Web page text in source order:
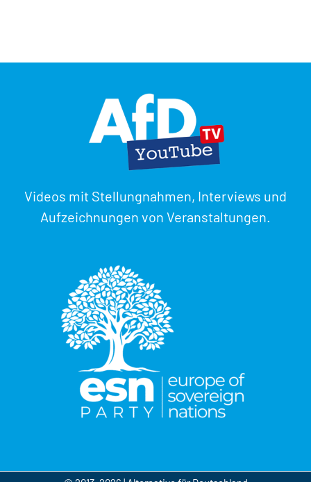
Videos mit Stellungnahmen, Interviews und
Aufzeichnungen von Veranstaltungen.